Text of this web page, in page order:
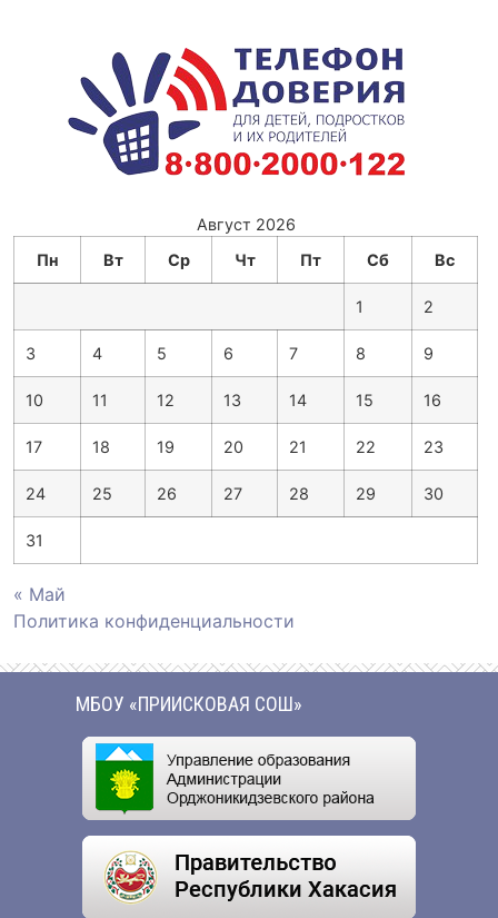
Август 2026
Пн
Вт Ср Чт Пт Сб Вс
1 2
3 4 5 6 7 8 9
10 11 12 13 14 15 16
17 18 19 20 21 22 23
24 25 26 27 28 29 30
31
« Май
Политика конфиденциальности
МБОУ «ПРИИСКОВАЯ СОШ»